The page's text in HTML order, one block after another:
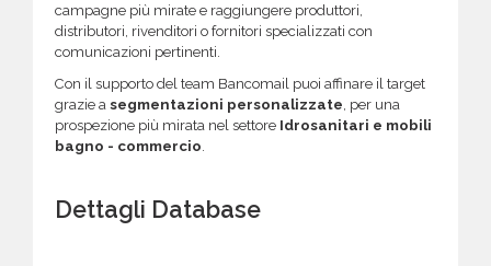
campagne più mirate e raggiungere produttori,
distributori, rivenditori o fornitori specializzati con
comunicazioni pertinenti.
Con il supporto del team Bancomail puoi affinare il target
grazie a segmentazioni personalizzate, per una
prospezione più mirata nel settore Idrosanitari e mobili
bagno - commercio.
Dettagli Database